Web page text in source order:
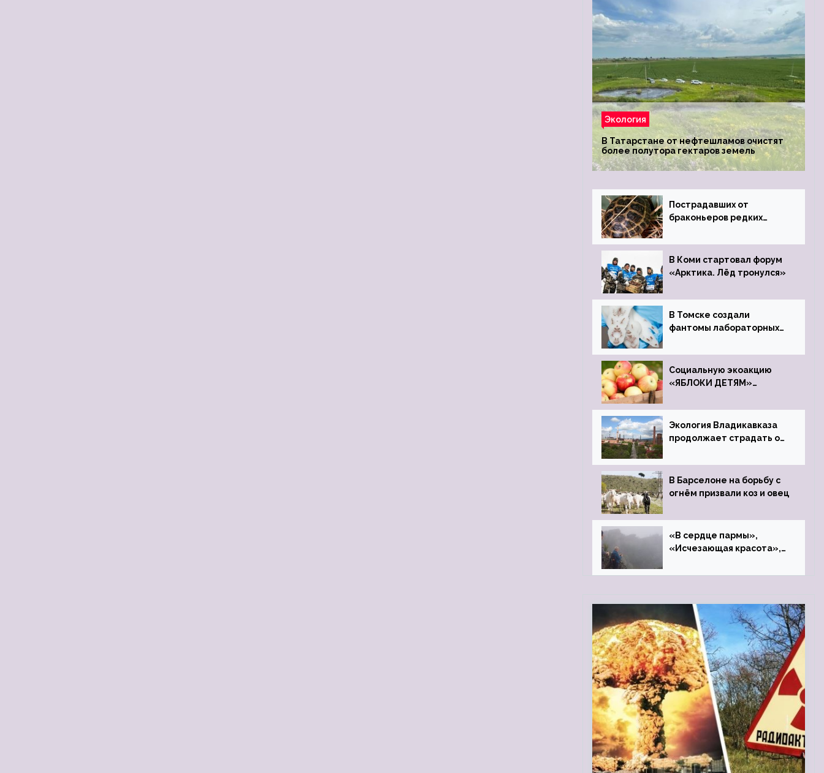
Экология
В Татарстане от нефтешламов очистят
более полутора гектаров земель
Пострадавших от
браконьеров редких
Ростовский зоопарк
В Коми стартовал форум
«Арктика. Лёд тронулся»
В Томске создали
фантомы лабораторных
Социальную экоакцию
«ЯБЛОКИ ДЕТЯМ»
Экология Владикавказа
продолжает страдать от
завода
В Барселоне на борьбу с
огнём призвали коз и овец
«В сердце пармы»,
«Исчезающая красота»,